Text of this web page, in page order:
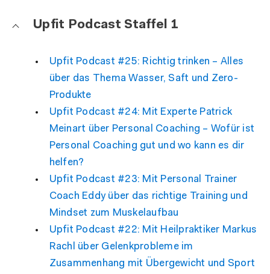
Upfit Podcast Staffel 1
Upfit Podcast #25: Richtig trinken – Alles
über das Thema Wasser, Saft und Zero-
Produkte
Upfit Podcast #24: Mit Experte Patrick
Meinart über Personal Coaching – Wofür ist
Personal Coaching gut und wo kann es dir
helfen?
Upfit Podcast #23: Mit Personal Trainer
Coach Eddy über das richtige Training und
Mindset zum Muskelaufbau
Upfit Podcast #22: Mit Heilpraktiker Markus
Rachl über Gelenkprobleme im
Zusammenhang mit Übergewicht und Sport